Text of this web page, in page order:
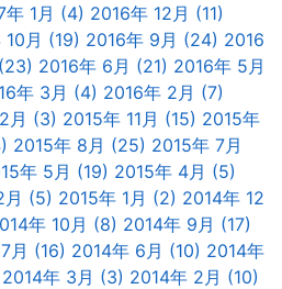
年 1月 (4) 2016年 12月 (11)
10月 (19) 2016年 9月 (24) 2016
2016年 6月 (21) 2016年 5月
年 3月 (4) 2016年 2月 (7)
月 (3) 2015年 11月 (15) 2015年
2015年 8月 (25) 2015年 7月
年 5月 (19) 2015年 4月 (5)
月 (5) 2015年 1月 (2) 2014年 12
年 10月 (8) 2014年 9月 (17)
月 (16) 2014年 6月 (10) 2014年
2014年 3月 (3) 2014年 2月 (10)